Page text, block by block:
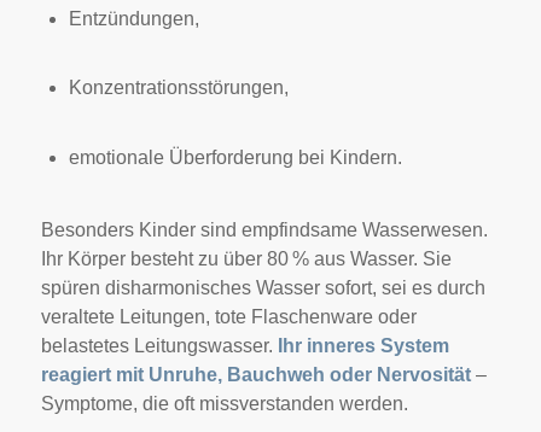
Entzündungen,
Konzentrationsstörungen,
emotionale Überforderung bei Kindern.
Besonders Kinder sind empfindsame Wasserwesen.
Ihr Körper besteht zu über 80 % aus Wasser. Sie
spüren disharmonisches Wasser sofort, sei es durch
veraltete Leitungen, tote Flaschenware oder
belastetes Leitungswasser.
Ihr inneres System
reagiert mit Unruhe, Bauchweh oder Nervosität–
Symptome, die oft missverstanden werden.